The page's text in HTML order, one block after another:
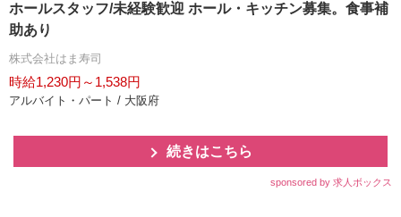
ホールスタッフ/未経験歓迎 ホール・キッチン募集。食事補
助あり
株式会社はま寿司
時給1,230円～1,538円
アルバイト・パート / 大阪府
続きはこちら
sponsored by 求人ボックス